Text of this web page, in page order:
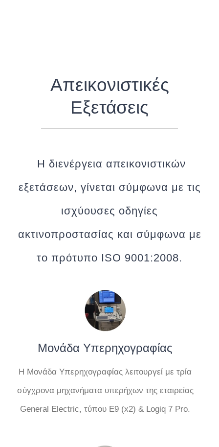
Απεικονιστικές
Εξετάσεις
Η διενέργεια απεικονιστικών
εξετάσεων, γίνεται σύμφωνα με τις
ισχύουσες οδηγίες
ακτινοπροστασίας και σύμφωνα με
το πρότυπο ISO 9001:2008.
Μονάδα Υπερηχογραφίας
Η Μονάδα Υπερηχογραφίας λειτουργεί με τρία
σύγχρονα μηχανήματα υπερήχων της εταιρείας
General Electric, τύπου Ε9 (x2) & Logiq 7 Pro.